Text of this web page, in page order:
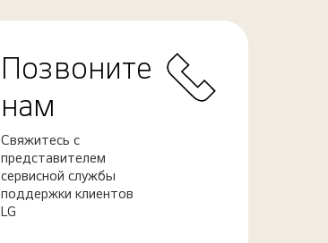
Позвоните
нам
Свяжитесь с
представителем
сервисной службы
поддержки клиентов
LG